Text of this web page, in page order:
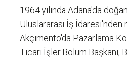
1964 yılında Adana'da
Uluslararası İş İdaresi'nden
Akçimento'da Pazarlama
Ticari İşler Bölüm Başkanı,